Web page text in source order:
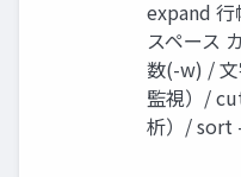
expand
スペース
数(-w) /
監視）/
析）/ sort